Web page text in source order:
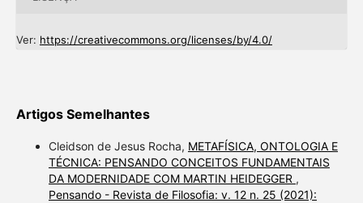
Ver: https://creativecommons.org/licenses/by/4.0/
Artigos Semelhantes
Cleidson de Jesus Rocha, METAFÍSICA, ONTOLOGIA E
TÉCNICA: PENSANDO CONCEITOS FUNDAMENTAIS
DA MODERNIDADE COM MARTIN HEIDEGGER ,
Pensando - Revista de Filosofia: v. 12 n. 25 (2021):